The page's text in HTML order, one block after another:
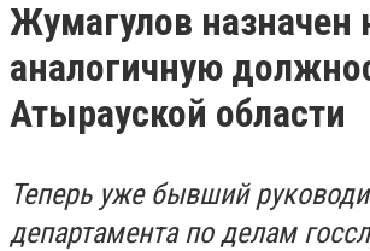
Жумагулов назначен
аналогичную
Атырауской области
Теперь уже бывший
департамента по делам